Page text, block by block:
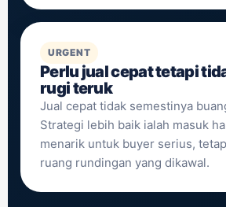
URGENT
Perlu jual cepat tetapi
rugi teruk
Jual cepat tidak semestinya
Strategi lebih baik ialah masuk
menarik untuk buyer serius,
ruang rundingan yang dikawal.